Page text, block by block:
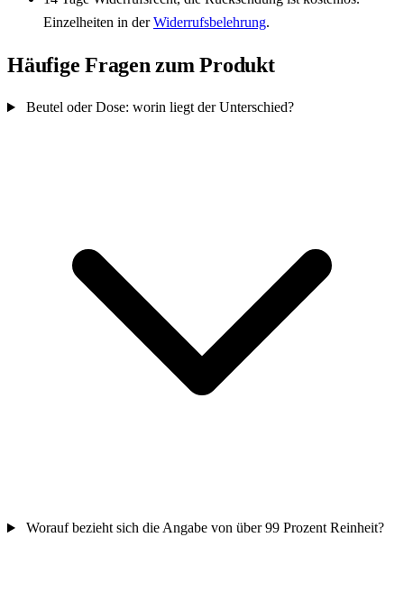
Einzelheiten in derWiderrufsbelehrung.
Häufige Fragen zum Produkt
Beutel oder Dose: worin liegt der Unterschied?
Worauf bezieht sich die Angabe von über 99 Prozent Reinheit?